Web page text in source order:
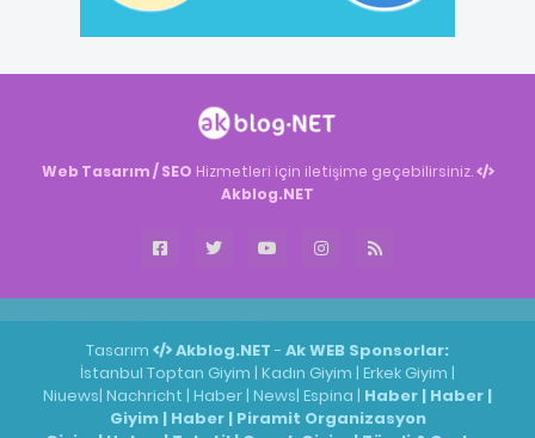
Web Tasarım / SEO Hizmetleri için iletişime geçebilirsiniz.
Akblog.NET
Tasarım Akblog.NET - Ak WEB Sponsorlar:
İstanbul Toptan Giyim | Kadın Giyim | Erkek Giyim |
Niuews| Nachricht | Haber | News| Espina | Haber | Haber |
Giyim| Haber| Piramit Organizasyon